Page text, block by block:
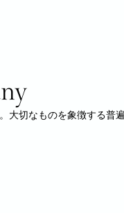
大切なものを象徴する普